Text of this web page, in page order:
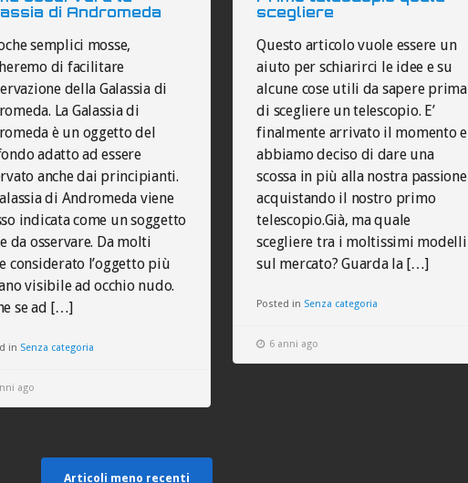
di Andromeda
semplici mosse,
di facilitare
della Galassia di
La Galassia di
è un oggetto del
adatto ad essere
anche dai principianti.
di Andromeda viene
indicata come un soggetto
da osservare. Da molti
considerato l’oggetto più
visibile ad occhio nudo.
se ad […]
in Senza categoria
ago
scegliere
Questo articolo vuole essere un
aiuto per schiarirci le idee e su
alcune cose utili da sapere prima
di scegliere un telescopio. E’
finalmente arrivato il momento e
abbiamo deciso di dare una
scossa in più alla nostra passione
acquistando il nostro primo
telescopio.Già, ma quale
scegliere tra i moltissimi modelli
sul mercato? Guarda la […]
Posted in Senza categoria
6 anni ago
Articoli meno recenti